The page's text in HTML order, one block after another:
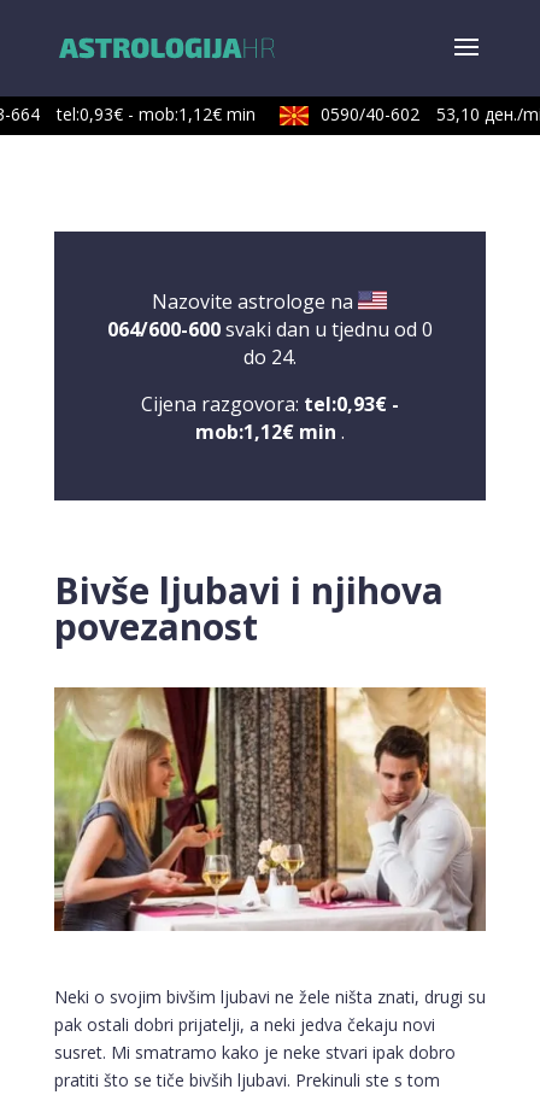
664 tel:0,93€ - mob:1,12€ min 0590/40-602 53,10 ден./
Nazovite astrologe na
064/600-600svaki dan u tjednu od 0
do 24.
Cijena razgovora: tel:0,93€ -
mob:1,12€ min .
Bivše ljubavi i njihova
povezanost
Neki o svojim bivšim ljubavi ne žele ništa znati, drugi su
pak ostali dobri prijatelji, a neki jedva čekaju novi
susret. Mi smatramo kako je neke stvari ipak dobro
pratiti što se tiče bivših ljubavi. Prekinuli ste s tom